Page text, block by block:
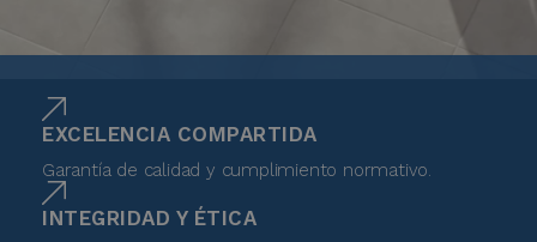
EXCELENCIA COMPARTIDA
Garantía de calidad y cumplimiento normativo.
INTEGRIDAD Y ÉTICA